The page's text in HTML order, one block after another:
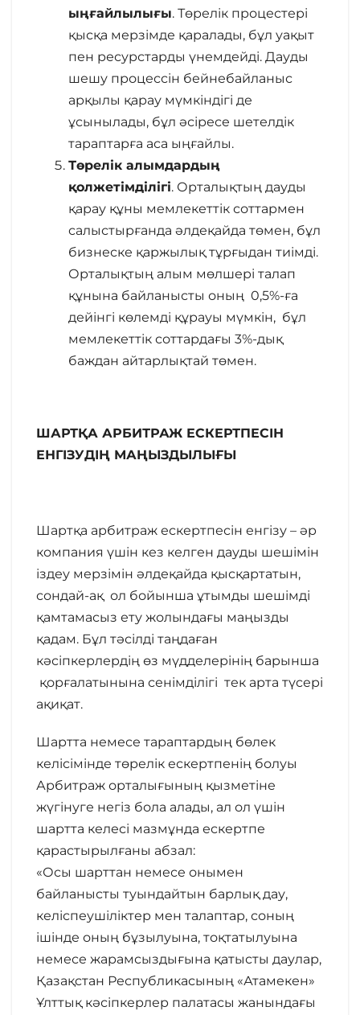
ыңғайлылығы. Төрелік процестері
қысқа мерзімде қаралады, бұл уақыт
пен ресурстарды үнемдейді. Дауды
шешу процессін бейнебайланыс
арқылы қарау мүмкіндігі де
ұсынылады, бұл әсіресе шетелдік
тараптарға аса ыңғайлы.
Төрелік алымдардың
қолжетімділігі. Орталықтың дауды
қарау құны мемлекеттік соттармен
салыстырғанда әлдеқайда төмен, бұл
бизнеске қаржылық тұрғыдан тиімді.
Орталықтың алым мөлшері талап
құнына байланысты оның 0,5%-ға
дейінгі көлемді құрауы мүмкін, бұл
мемлекеттік соттардағы 3%-дық
баждан айтарлықтай төмен.
ШАРТҚА АРБИТРАЖ ЕСКЕРТПЕСІН
ЕНГІЗУДІҢ МАҢЫЗДЫЛЫҒЫ
Шартқа арбитраж ескертпесін енгізу – әр
компания үшін кез келген дауды шешімін
іздеу мерзімін әлдеқайда қысқартатын,
сондай-ақ ол бойынша ұтымды шешімді
қамтамасыз ету жолындағы маңызды
қадам. Бұл тәсілді таңдаған
кәсіпкерлердің өз мүдделерінің барынша
қорғалатынына сенімділігі тек арта түсері
ақиқат.
Шартта немесе тараптардың бөлек
келісімінде төрелік ескертпенің болуы
Арбитраж орталығының қызметіне
жүгінуге негіз бола алады, ал ол үшін
шартта келесі мазмұнда ескертпе
қарастырылғаны абзал:
«Осы шарттан немесе онымен
байланысты туындайтын барлық дау,
келіспеушіліктер мен талаптар, соның
ішінде оның бұзылуына, тоқтатылуына
немесе жарамсыздығына қатысты даулар,
Қазақстан Республикасының «Атамекен»
Ұлттық кәсіпкерлер палатасы жанындағы